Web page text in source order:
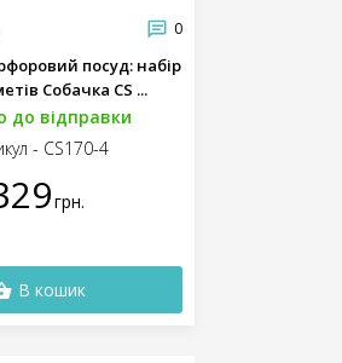
0
посуд: набір
Собачка CS ...
до відправки
- CS170-4
грн.
В кошик